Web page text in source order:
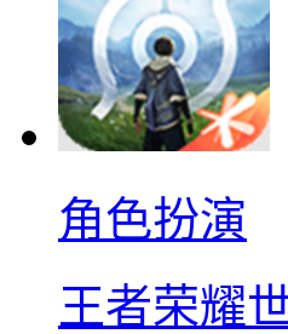
角色扮演
王者荣耀